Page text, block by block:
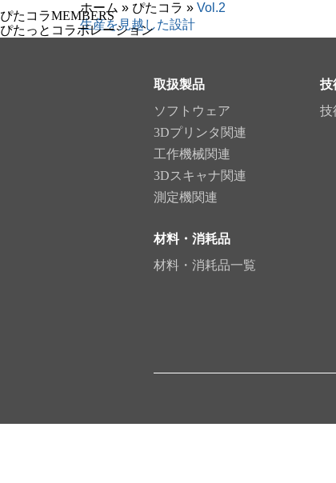
ホーム » ぴたコラ » Vol.2
生産を見越した設計
ぴたコラMEMBERS
ぴたっとコラボレーション
取扱製品
ソフトウェア
3Dプリンタ関連
工作機械関連
3Dスキャナ関連
測定機関連
材料・消耗品
材料・消耗品一覧
技
技